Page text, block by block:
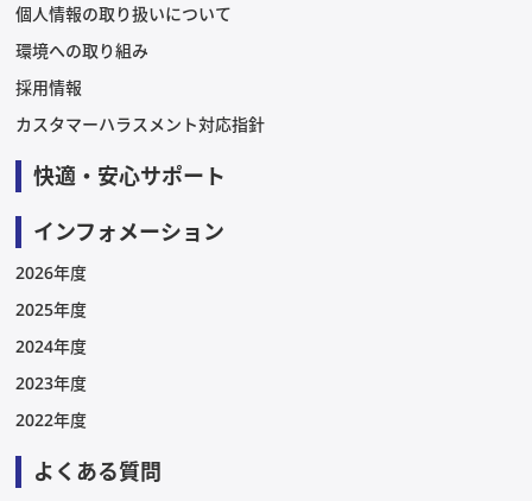
個人情報の取り扱いについて
環境への取り組み
採用情報
カスタマーハラスメント対応指針
快適・安心サポート
インフォメーション
2026年度
2025年度
2024年度
2023年度
2022年度
よくある質問